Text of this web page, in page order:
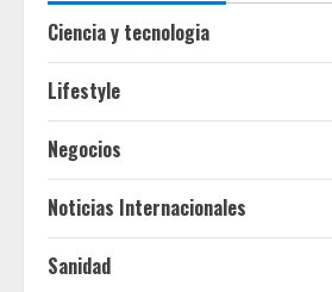
Ciencia y tecnologia
Lifestyle
Negocios
Noticias Internacionales
Sanidad